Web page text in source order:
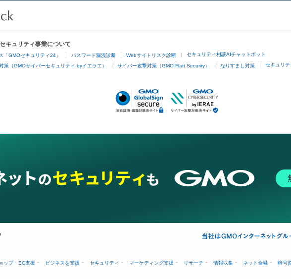
キュリティ事業について
「GMOセキュリティ24」 パスワード漏洩診断 Webサイトリスク診断 セキュリティ相談AIチャットボット
策（GMOサイバーセキュリティ byイエラエ） サイバー攻撃対策（GMO Flatt Security） なりすまし対策 セキュリ
ップ・EC支援 ビジネスを支援 セキュリティ マーケティング支援 リサーチ 情報収集 ネット金融 暗号